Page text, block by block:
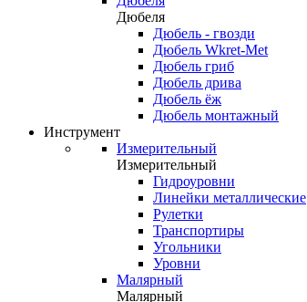
Дюбеля
Дюбель - гвозди
Дюбель Wkret-Met
Дюбель гриб
Дюбель дрива
Дюбель ёж
Дюбель монтажный
Инструмент
Измерительный
Измерительный
Гидроуровни
Линейки металлические
Рулетки
Транспортиры
Угольники
Уровни
Малярный
Малярный